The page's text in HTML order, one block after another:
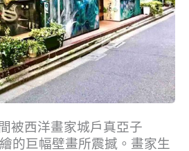
被西洋畫家城戶真亞子
的巨幅壁畫所震撼。畫家生